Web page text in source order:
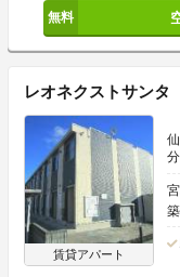
レオネクストサンタ
賃貸アパート
分